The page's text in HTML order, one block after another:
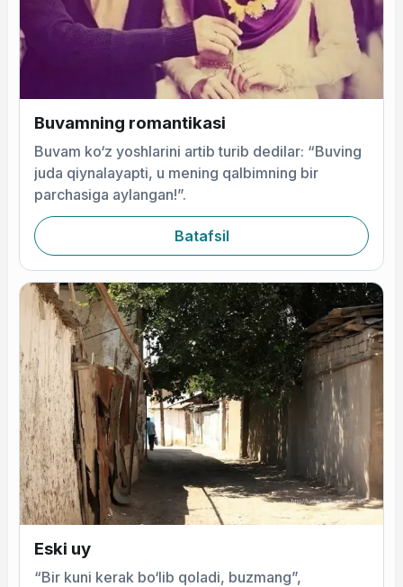
Buvamning romantikasi
Buvam ko‘z yoshlarini artib turib dedilar: “Buving
juda qiynalayapti, u mening qalbimning bir
parchasiga aylangan!”.
Batafsil
Eski uy
“Bir kuni kerak bo‘lib qoladi, buzmang”,